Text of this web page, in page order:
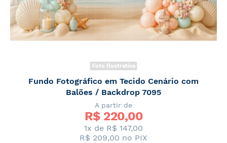
Foto Ilustrativa
Fundo Fotográfico em Tecido Cenário com
Balões / Backdrop 7095
A partir de
R$ 220,00
1x de R$ 147,00
R$ 209,00 no PIX